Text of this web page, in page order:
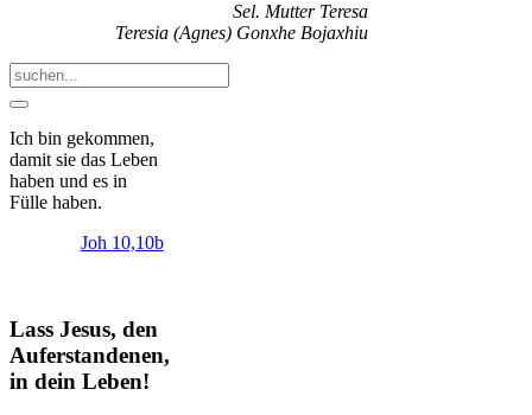
Sel. Mutter Teresa
Teresia (Agnes) Gonxhe Bojaxhiu
Ich bin gekommen,
damit sie das Leben
haben und es in
Fülle haben.
Joh 10,10b
Lass Jesus, den
Auferstandenen,
in dein Leben!